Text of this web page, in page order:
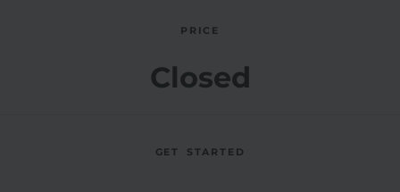
PRICE
Closed
GET STARTED